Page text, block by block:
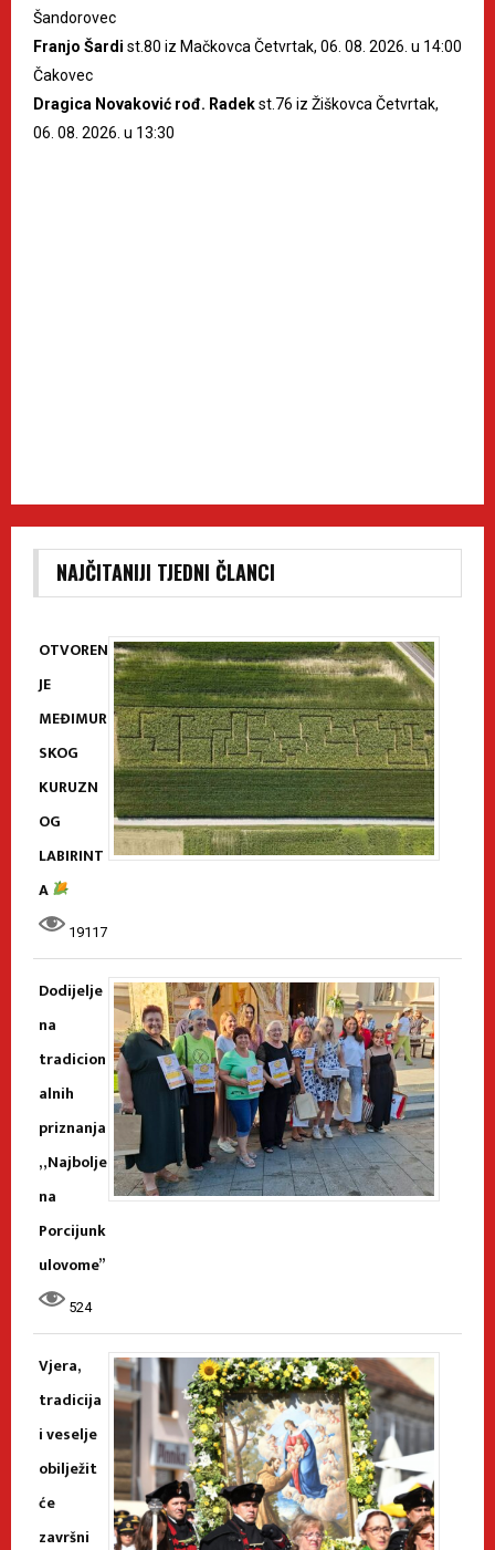
Šandorovec
Franjo Šardi st.80 iz Mačkovca Četvrtak, 06. 08. 2026. u 14:00
Čakovec
Dragica Novaković rođ. Radekst.76 iz Žiškovca Četvrtak,
06. 08. 2026. u 13:30
NAJČITANIJI TJEDNI ČLANCI
OTVOREN
JE
MEĐIMUR
SKOG
KURUZN
OG
LABIRINT
A
19117
Dodijelje
na
tradicion
alnih
priznanja
„Najbolje
na
Porcijunk
ulovome”
524
Vjera,
tradicija
i veselje
obilježit
će
završni